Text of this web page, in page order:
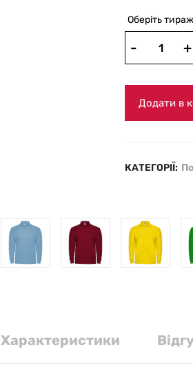
Оберіть тираж
Додати в
КАТЕГОРІЇ:
Характеристики